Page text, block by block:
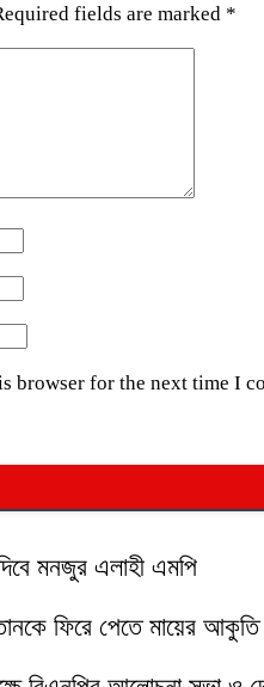
fields are marked *
browser for the next time I
মনজুর এলাহী এমপি
ফিরে পেতে মায়ের আকুতি